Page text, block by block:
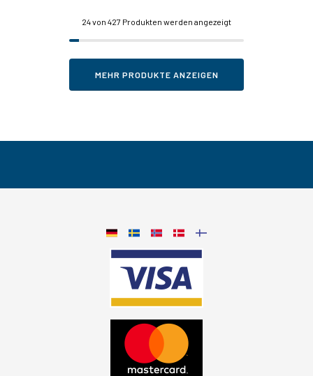
24von 427 Produkten werden angezeigt
MEHR PRODUKTE ANZEIGEN